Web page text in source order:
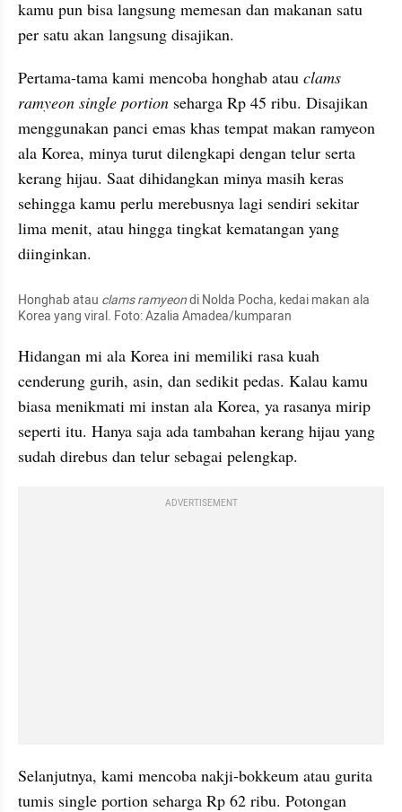
kamu pun bisa langsung memesan dan makanan satu
per satu akan langsung disajikan.
Pertama-tama kami mencoba honghab atau clams
ramyeon single portion seharga Rp 45 ribu. Disajikan
menggunakan panci emas khas tempat makan ramyeon
ala Korea, minya turut dilengkapi dengan telur serta
kerang hijau. Saat dihidangkan minya masih keras
sehingga kamu perlu merebusnya lagi sendiri sekitar
lima menit, atau hingga tingkat kematangan yang
diinginkan.
Honghab atau clams ramyeon di Nolda Pocha, kedai makan ala
Korea yang viral. Foto: Azalia Amadea/kumparan
Hidangan mi ala Korea ini memiliki rasa kuah
cenderung gurih, asin, dan sedikit pedas. Kalau kamu
biasa menikmati mi instan ala Korea, ya rasanya mirip
seperti itu. Hanya saja ada tambahan kerang hijau yang
sudah direbus dan telur sebagai pelengkap.
ADVERTISEMENT
Selanjutnya, kami mencoba nakji-bokkeum atau gurita
tumis single portion seharga Rp 62 ribu. Potongan